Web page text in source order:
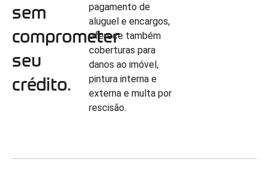
sem
comprometer
seu
crédito.
pagamento de
aluguel e encargos,
oferece também
coberturas para
danos ao imóvel,
pintura interna e
externa e multa por
rescisão.